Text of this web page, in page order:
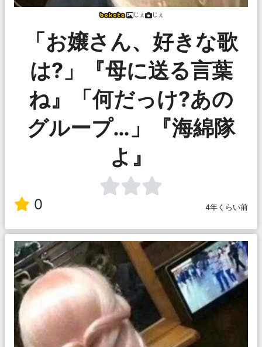
じぇ じぇ
「お嬢さん、好きな歌
は?」『母に送る言葉
ね』「何だっけ?あの
グループ…」『海綿隊
よ』
0 4年くらい前